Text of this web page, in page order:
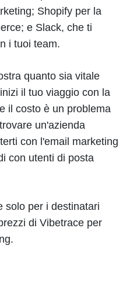
Shopify per la
e Slack, che ti
i tuoi team.
quanto sia vitale
il tuo viaggio con la
il costo è un problema
un'azienda
con l'email marketing
con utenti di posta
solo per i destinatari
di Vibetrace per